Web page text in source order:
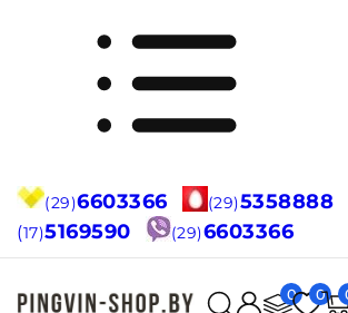
(29)6603366 (29)5358888
(17)5169590 (29)6603366
0 0